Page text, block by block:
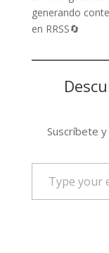
generando
en RRSS🔄
Suscríbete
email…